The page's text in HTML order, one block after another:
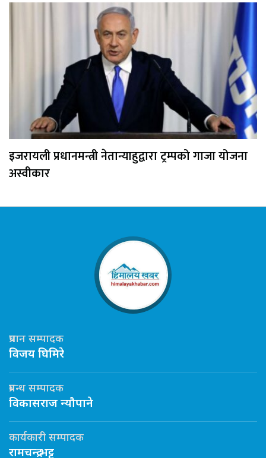
इजरायली प्रधानमन्त्री नेतान्याहुद्वारा ट्रम्पको गाजा योजना
अस्वीकार
प्रधान सम्पादक
विजय घिमिरे
प्रबन्ध सम्पादक
विकासराज न्यौपाने
कार्यकारी सम्पादक
रामचन्द्र भट्ट